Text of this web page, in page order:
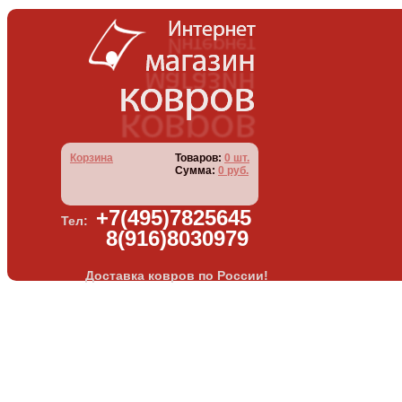
Корзина Товаров: 0 шт.
Сумма: 0 руб.
Тел:
+7(495)7825645
8(916)8030979
Доставка ковров по России!